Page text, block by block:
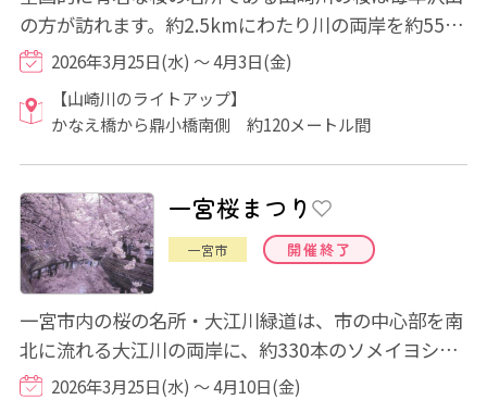
の方が訪れます。約2.5kmにわたり川の両岸を約550
本の桜が咲き誇ります。 シーズン中は、かな...
2026年3月25日(水) ～ 4月3日(金)
【山崎川のライトアップ】
かなえ橋から鼎小橋南側 約120メートル間
一宮桜まつり
一宮市 開催終了
一宮市内の桜の名所・大江川緑道は、市の中心部を南
北に流れる大江川の両岸に、約330本のソメイヨシノ
が競い合うように川面に枝を張り出し、川を流...
2026年3月25日(水) ～ 4月10日(金)